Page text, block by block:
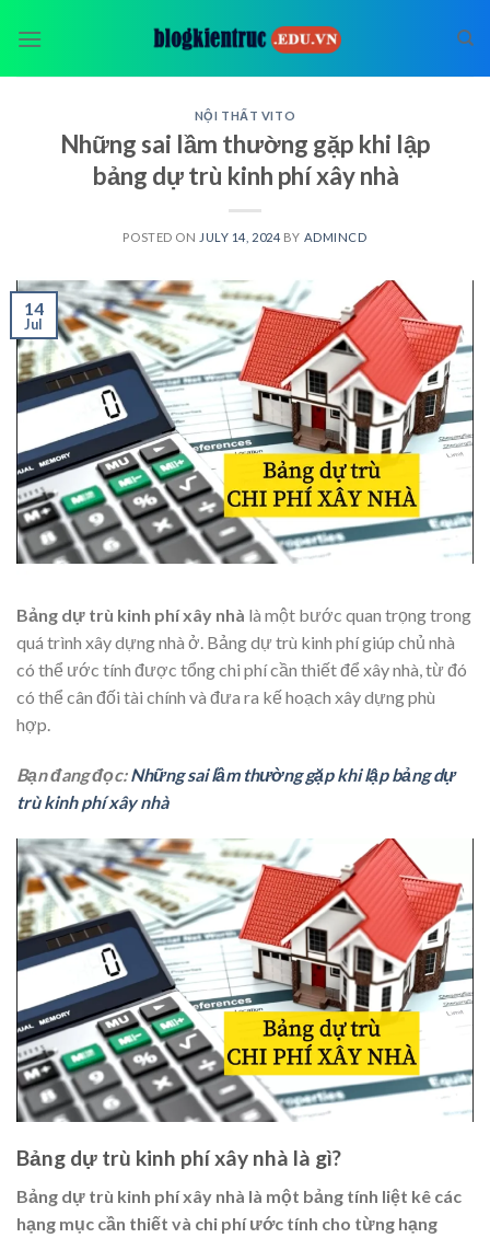
NỘI THẤT VITO
Những sai lầm thường gặp khi lập
bảng dự trù kinh phí xây nhà
POSTED ON JULY 14, 2024 BY ADMINCD
14
Jul
Bảng dự trù kinh phí xây nhà là một bước quan trọng trong
quá trình xây dựng nhà ở. Bảng dự trù kinh phí giúp chủ nhà
có thể ước tính được tổng chi phí cần thiết để xây nhà, từ đó
có thể cân đối tài chính và đưa ra kế hoạch xây dựng phù
hợp.
Bạn đang đọc:Những sai lầm thường gặp khi lập bảng dự
trù kinh phí xây nhà
Bảng dự trù kinh phí xây nhà là gì?
Bảng dự trù kinh phí xây nhà là một bảng tính liệt kê các
hạng mục cần thiết và chi phí ước tính cho từng hạng